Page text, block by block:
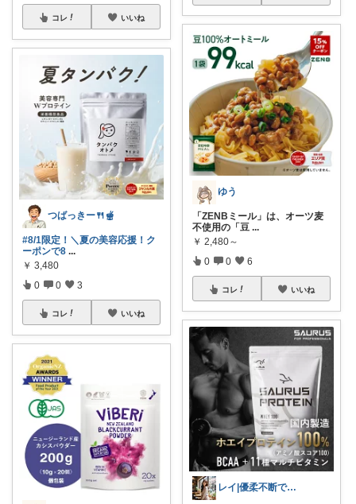
コレ いいね
つばっきー🍴🫕
#8/1限定！＼夏の美容応援！ク
ーポンで8 ...
￥ 3,480
0 0 3
コレ いいね
ゆう
「ZENBミール」は、オーツ麦
不使用の「豆 ...
￥ 2,480～
0 0 6
コレ いいね
レイ|優柔不断で選べない🥲